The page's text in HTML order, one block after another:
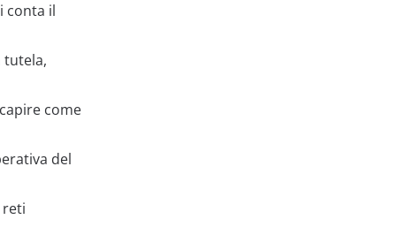
conta il
tutela,
come
del
reti